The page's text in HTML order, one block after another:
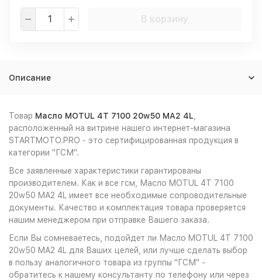
В корзину
Описание
Товар Масло MOTUL 4Т 7100 20w50 MA2 4L
расположенный на витрине нашего интернет-магазина
STARTMOTO.PRO - это сертифицированная продукция в
категории "ГСМ".
Все заявленные характеристики гарантированы
производителем. Как и все гсм, Масло MOTUL 4Т 7100
20w50 MA2 4L имеет все необходимые сопроводительные
документы. Качество и комплектация товара проверяется
нашим менеджером при отправке Вашего заказа.
Если Вы сомневаетесь, подойдет ли Масло MOTUL 4Т 7100
20w50 MA2 4L для Ваших целей, или лучше сделать выбор
в пользу аналогичного товара из группы "ГСМ" -
обратитесь к нашему консультанту по телефону или через